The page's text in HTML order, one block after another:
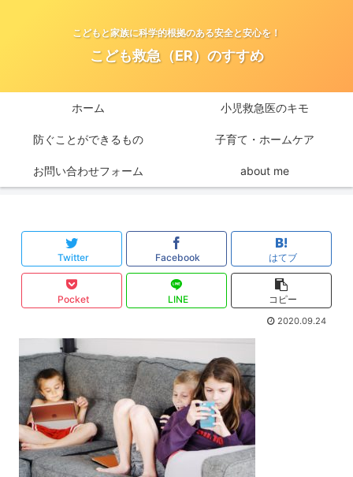
こどもと家族に科学的根拠のある安全と安心を！
こども救急（ER）のすすめ
ホーム 小児救急医のキモ
防ぐことができるもの 子育て・ホームケア
お問い合わせフォーム about me
Twitter Facebook はてブ
Pocket LINE コピー
2020.09.24